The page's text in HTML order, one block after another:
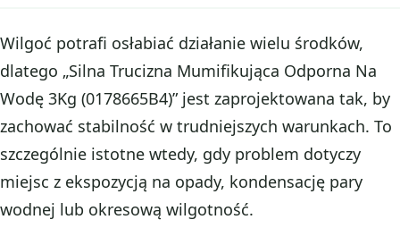
Wilgoć potrafi osłabiać działanie wielu środków,
dlatego „Silna Trucizna Mumifikująca Odporna Na
Wodę 3Kg (0178665B4)” jest zaprojektowana tak, by
zachować stabilność w trudniejszych warunkach. To
szczególnie istotne wtedy, gdy problem dotyczy
miejsc z ekspozycją na opady, kondensację pary
wodnej lub okresową wilgotność.